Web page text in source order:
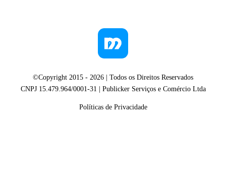
©Copyright 2015 - 2026 | Todos os Direitos Reservados
CNPJ 15.479.964/0001-31 | Publicker Serviços e Comércio Ltda
Políticas de Privacidade